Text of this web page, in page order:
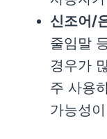
신조어/
줄임말
경우가
주 사용
가능성